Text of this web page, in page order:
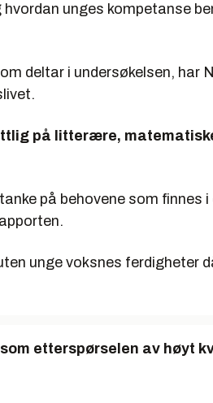
unges kompetanse
deltar i undersøkelsen, har
på litterære,
på behovene som finnes i
unge voksnes ferdigheter
etterspørselen av høyt